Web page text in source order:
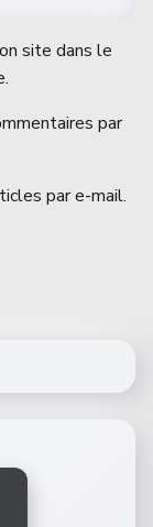
site dans le
par
par e-mail.